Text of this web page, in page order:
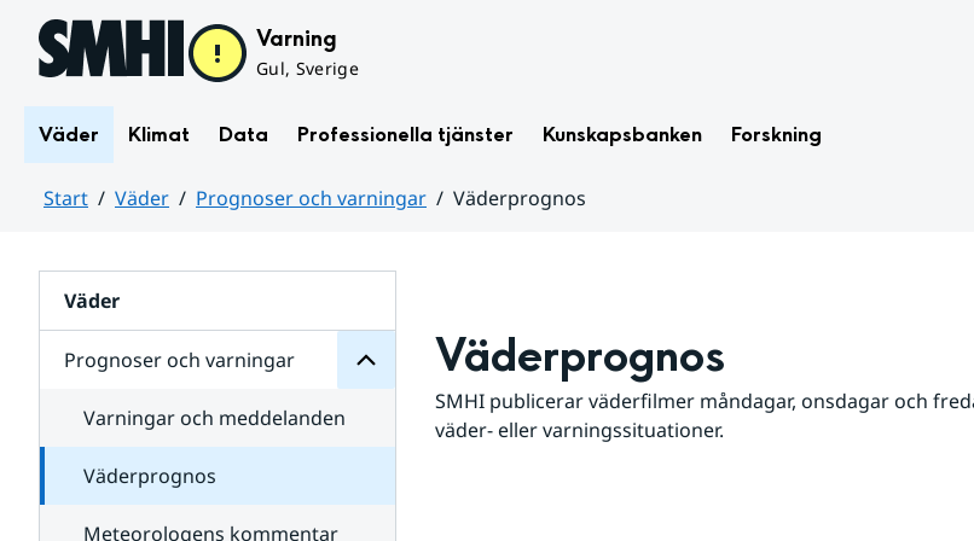
Hoppa till sidans innehåll Varning
Gul, Sverige
Väder Klimat Data Professionella tjänster Kunskapsbanken Forskning
Start Väder Prognoser och varningar
Väderprognos
Väder
Prognoser och varningar
för
varningar
Varningar och meddelanden
Väderprognos
Meteorologens kommentar
Väderprognos
SMHI publicerar väderfilmer måndagar, onsdagar och
väder- eller varningssituationer.